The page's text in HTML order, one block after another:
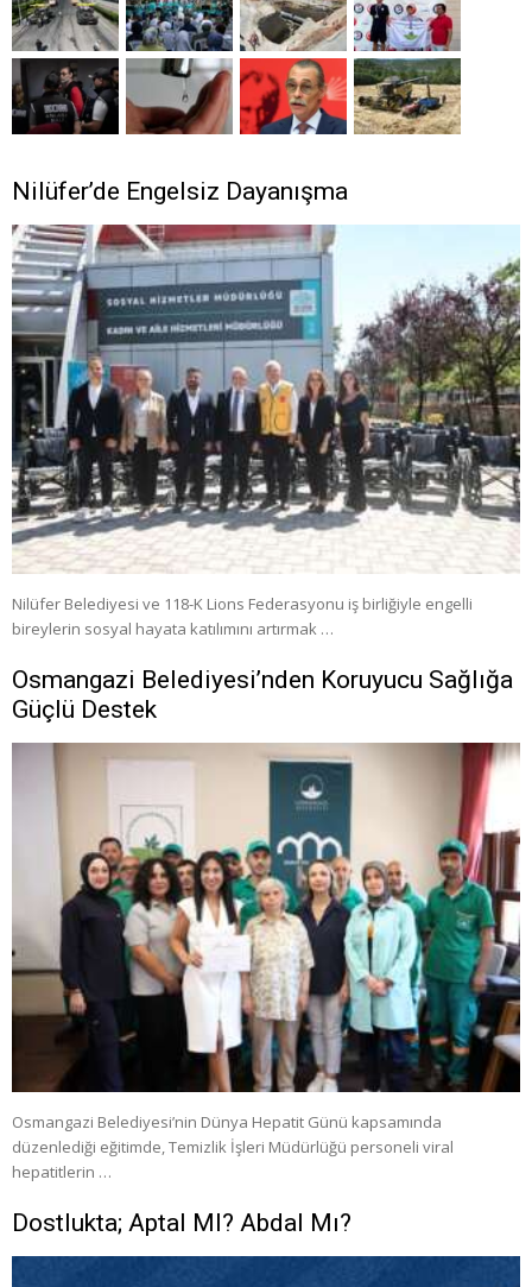
Nilüfer’de Engelsiz Dayanışma
Nilüfer Belediyesi ve 118-K Lions Federasyonu iş birliğiyle engelli
bireylerin sosyal hayata katılımını artırmak …
Osmangazi Belediyesi’nden Koruyucu Sağlığa
Güçlü Destek
Osmangazi Belediyesi’nin Dünya Hepatit Günü kapsamında
düzenlediği eğitimde, Temizlik İşleri Müdürlüğü personeli viral
hepatitlerin …
Dostlukta; Aptal MI? Abdal Mı?